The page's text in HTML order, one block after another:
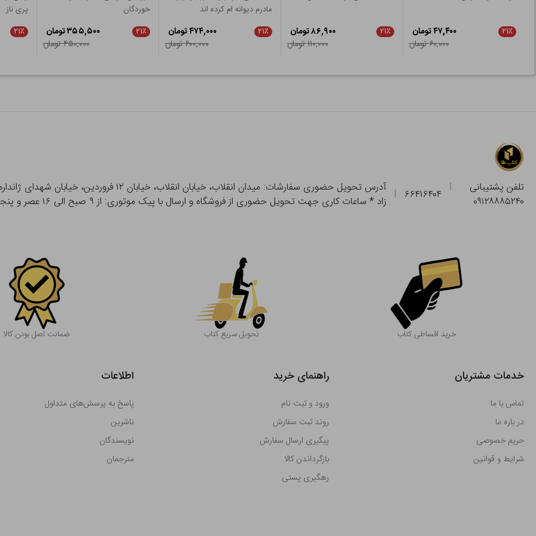
۲۱٪
۴۷,۴۰۰ تومان
۶۰,۰۰۰ تومان
۲۱٪
۸۶,۹۰۰ تومان
۱۱۰,۰۰۰ تومان
مادرم دیوانه ام کرده اند
۲۱٪
۴۷۴,۰۰۰ تومان
۶۰۰,۰۰۰ تومان
خوردگان
۲۱٪
۳۵۵,۵۰۰ تومان
۴۵۰,۰۰۰ تومان
پری ناز
۲۱٪
تلفن پشتیبانی
۰۹۱۲۸۸۸۵۲۴۰
۶۶۴۱۶۴۰۴
زاد * ساعات کاری جهت تحویل حضوری از فروشگاه و ارسال با پیک موتوری: از ۹ صبح الی ۱۶ عصر و پنجشنبه ها تا ۱۲
خرید اقساطی کتاب تحویل سریع کتاب
بصورت حضوری از آدرس تحویل حضوری سفارش خود را بدون هیچ هزینه ای تحویل بگیرید.
ضمانت اصل بودن کالا
خدمات مشتریان
تماس با ما
در باره ما
حریم خصوصی
شرایط و قوانین
راهنمای خرید
ورود و ثبت نام
روند ثبت سفارش
پیگیری ارسال سفارش
بازگرداندن کالا
رهگیری پستی
اطلاعات
پاسخ به پرسش‌های متداول
ناشرین
نویسندگان
مترجمان